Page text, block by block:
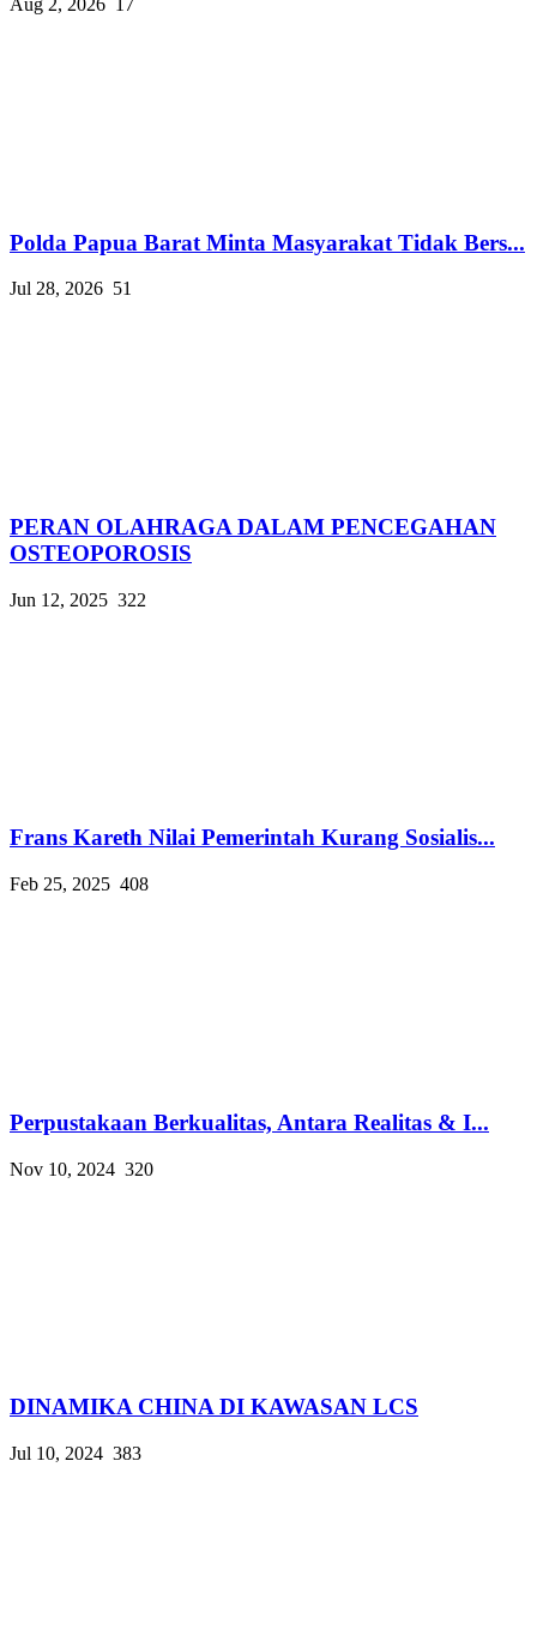
Polda Papua Barat Minta Masyarakat Tidak Bers...
Jul 28, 2026 51
PERAN OLAHRAGA DALAM PENCEGAHAN
OSTEOPOROSIS
Jun 12, 2025 322
Frans Kareth Nilai Pemerintah Kurang Sosialis...
Feb 25, 2025 408
Perpustakaan Berkualitas, Antara Realitas & I...
Nov 10, 2024 320
DINAMIKA CHINA DI KAWASAN LCS
Jul 10, 2024 383